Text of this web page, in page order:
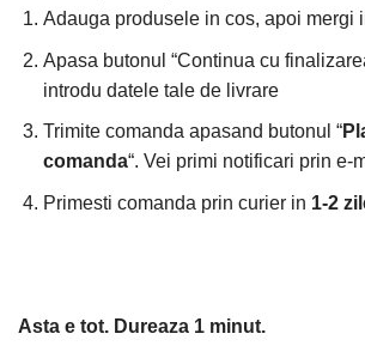
Adauga produsele in cos, apoi mergi
Apasa butonul “Continua cu
introdu datele tale de livrare
Trimite comanda apasand butonul “
comanda“. Vei primi notificari prin e-
Primesti comanda prin curier in 1-2
Asta e tot. Dureaza 1 minut.